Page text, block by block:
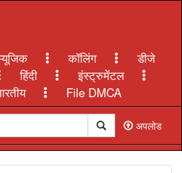
कॉलिंग
डीजे
हिंदी
इंस्ट्रुमेंटल
File DMCA
अपलोड